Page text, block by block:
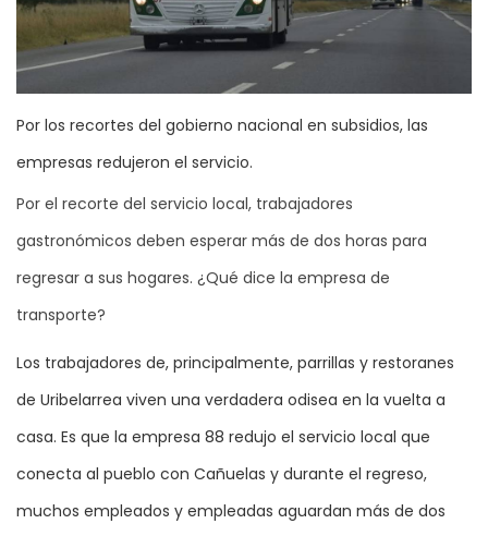
Por los recortes del gobierno nacional en subsidios, las
empresas redujeron el servicio.
Por el recorte del servicio local, trabajadores
gastronómicos deben esperar más de dos horas para
regresar a sus hogares. ¿Qué dice la empresa de
transporte?
Los trabajadores de, principalmente, parrillas y restoranes
de Uribelarrea viven una verdadera odisea en la vuelta a
casa. Es que la empresa 88 redujo el servicio local que
conecta al pueblo con Cañuelas y durante el regreso,
muchos empleados y empleadas aguardan más de dos